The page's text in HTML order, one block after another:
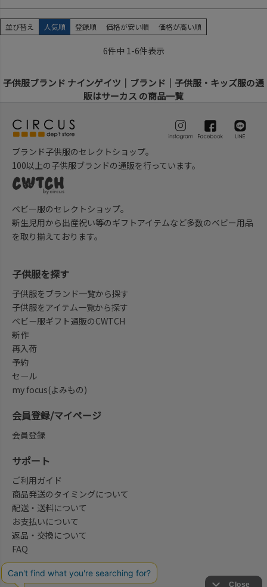
並び替え 人気順 登録順 価格が安い順 価格が高い順
6件中 1-6件表示
子供服ブランド ナインゲイツ｜ブランド｜子供服・キッズ服の通
販はサーカス の商品一覧
ブランド子供服のセレクトショップ。
100以上の子供服ブランドの通販を行っています。
ベビー服のセレクトショップ。
新生児用から出産祝い等のギフトアイテムなど多数のベビー用品
を取り揃えております。
会社概要/お問合せ先
子供服を探す
子供服をブランド一覧から探す
子供服をアイテム一覧から探す
ベビー服ギフト通販のCWTCH
新作
再入荷
予約
セール
my focus(よみもの)
会員登録/マイページ
会員登録
サポート
ご利用ガイド
商品発送のタイミングについて
配送・送料について
お支払いについて
返品・交換について
FAQ